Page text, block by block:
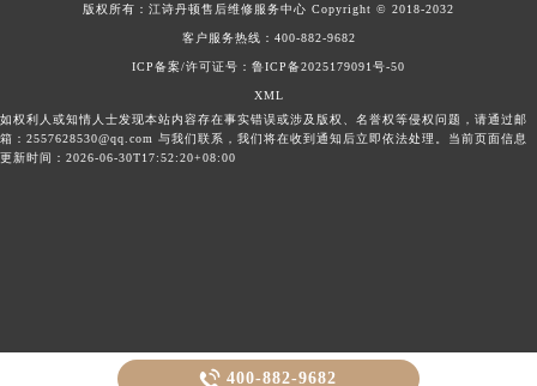
版权所有： 江诗丹顿售后维修服务中心 Copyright © 2018-2032
客户服务热线： 400-882-9682
ICP备案/许可证号：鲁ICP备2025179091号-50
XML
如权利人或知情人士发现本站内容存在事实错误或涉及版权、名誉权等侵权问题，请通过邮
箱：2557628530@qq.com 与我们联系，我们将在收到通知后立即依法处理。当前页面信息
更新时间：2026-06-30T17:52:20+08:00
 400-882-9682